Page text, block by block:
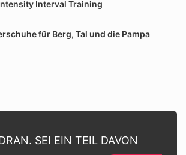
Interval Training
für Berg, Tal und die Pampa
SEI EIN TEIL DAVON